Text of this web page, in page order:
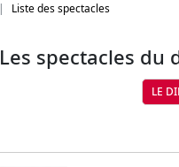
Liste des spectacles
Les spectacles du
LE